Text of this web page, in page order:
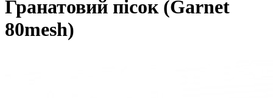
Гранатовий пісок (Garnet
80mesh)